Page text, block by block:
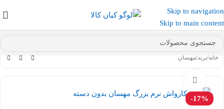
Skip to navigation
Skip to main content
عضو کانال بله کیان کالا شوید و کد تخفیف دریافت کنید.
خانه/برند/مهسان
-17%